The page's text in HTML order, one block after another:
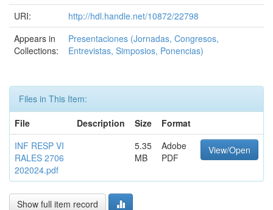
URI:
http://hdl.handle.net/10872/22798
Appears in
Collections:
Presentaciones (Jornadas, Congresos,
Entrevistas, Simposios, Ponencias)
Files in This Item:
File
Description Size
Format
INF RESP VI
RALES 2706
202024.pdf
5.35
MB
Adobe
PDF
View/Open
Show full item record